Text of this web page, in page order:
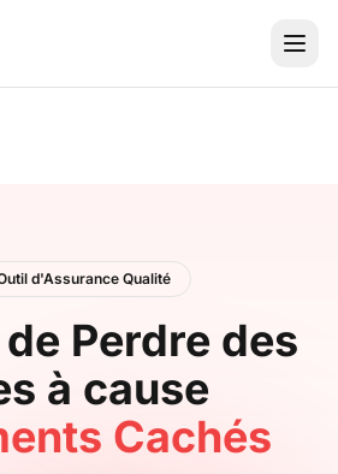
d'Assurance Qualité
Perdre des
à cause
Cachés